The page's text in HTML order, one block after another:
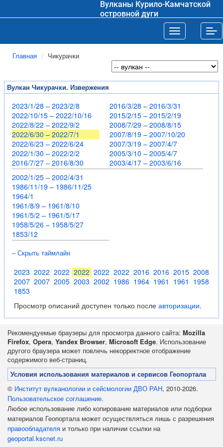
Вулканы Курило-Камчатской
островной дуги
Toggle
Главная Чикурачки
Вулкан Чикурачки. Извержения
2023/1/28 – 2023/2/8
2022/10/15 – 2022/10/16
2022/8/22 – 2022/9/2
2022/6/30 – 2022/7/1
2022/6/23 – 2022/6/24
2022/1/30 – 2022/2/2
2016/7/27 – 2016/8/30
2016/3/28 – 2016/3/31
2015/2/15 – 2015/2/19
2008/7/29 – 2008/8/15
2007/8/19 – 2007/10/20
2007/3/19 – 2007/4/7
2005/3/10 – 2005/4/7
2003/4/17 – 2003/6/16
2002/1/25 – 2002/4/31
1986/11/19 – 1986/11/25
1964/1
1961/8/9 – 1961/8/10
1961/5/2 – 1961/5/17
1958/5/26 – 1958/5/27
1853/12
– Скрыть таймлайн
2023 2022 2022 2022 2022 2022 2016 2016 2015 2008
2007 2007 2005 2003 2002 1986 1964 1961 1961 1958
1853
Просмотр описаний доступен только после авторизации.
Рекомендуемые браузеры для просмотра данного сайта: Mozilla
Firefox, Opera, Yandex Browser, Microsoft Edge. Использование
другого браузера может повлечь некорректное отображение
содержимого веб-страниц.
Условия использования материалов и сервисов Геопортала
© Институт вулканологии и сейсмологии ДВО РАН, 2010-2026.
Пользовательское соглашение.
Любое использование либо копирование материалов или подборки
материалов Геопортала может осуществляться лишь с разрешения
правообладателя и только при наличии ссылки на
geoportal.kscnet.ru